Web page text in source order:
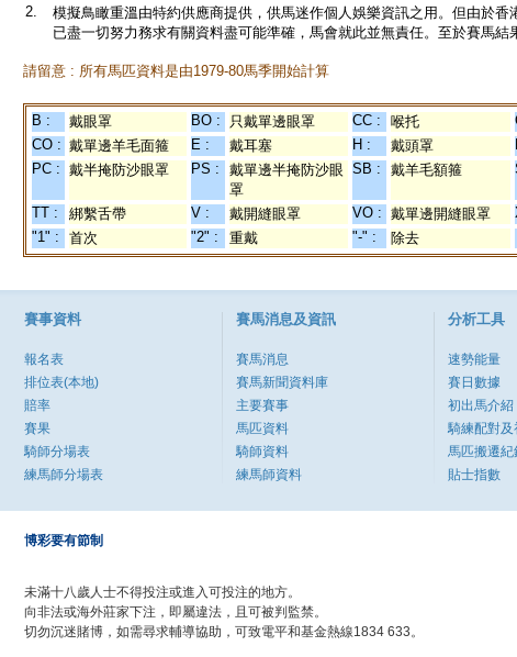
2.
模擬鳥瞰重溫由特約供應商提供，供馬迷作個人娛樂資訊之用。但由於
已盡一切努力務求有關資料盡可能準確，馬會就此並無責任。至於賽馬結
請留意 : 所有馬匹資料是由1979-80馬季開始計算
B : 戴眼罩 BO : 只戴單邊眼罩 CC : 喉托
CO : 戴單邊羊毛面箍 E : 戴耳塞 H : 戴頭罩
PC : 戴半掩防沙眼罩 PS :
戴單邊半掩防沙眼
罩
SB : 戴羊毛額箍
TT : 綁繫舌帶 V : 戴開縫眼罩 VO : 戴單邊開縫眼罩
"1" :
首次 "2" : 重戴 "-" : 除去
賽事資料
報名表
排位表(本地)
賠率
賽果
騎師分場表
練馬師分場表
賽馬消息及資訊
賽馬消息
賽馬新聞資料庫
主要賽事
馬匹資料
騎師資料
練馬師資料
分析工具
速勢能量
賽日數據
初出馬介紹
騎練配對
馬匹搬遷紀
貼士指數
博彩要有節制
未滿十八歲人士不得投注或進入可投注的地方。
向非法或海外莊家下注，即屬違法，且可被判監禁。
切勿沉迷賭博，如需尋求輔導協助，可致電平和基金熱線1834 633。